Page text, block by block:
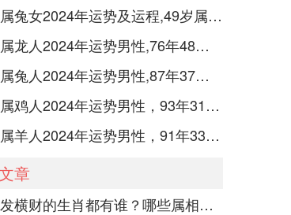
1975年属兔女2024年运势及运程,49岁属兔人2024全年每月运势女性如何
1976年属龙人2024年运势男性,76年48岁属龙男2024年每月运程怎么样
1987年属兔人2024年运势男性,87年37岁属兔男2024年每月运程怎么样
1993年属鸡人2024年运势男性，93年31岁属鸡男2024年每月运程怎么样
1991年属羊人2024年运势男性，91年33岁属羊男2024年每月运程怎么样
章
2023年发横财的生肖都有谁？哪些属相财运旺盛？